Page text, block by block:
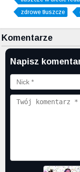
zdrowe tłuszcze
Komentarze
Napisz